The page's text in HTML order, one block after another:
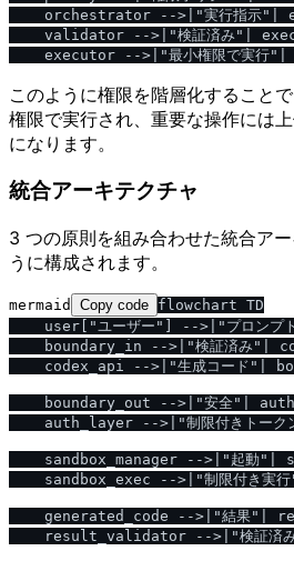
orchestrator -->|"実行指示"|
validator -->|"検証済み"|
このように権限を階層化すること
権限で実行され、重要な操作には
になります。
統合アーキテクチャ
3 つの原則を組み合わせた統合ア
うに構成されます。
mermaid Copy code flowchart TD
user["ユーザー"] -->|"プロン
boundary_in -->|"検証済み"|
codex_api -->|"生成コード"|
boundary_out -->|"安全"|
auth_layer -->|"制限付きトーク
sandbox_manager -->|"起動"|
sandbox_exec -->|"制限付き実
generated_code -->|"結果"|
result_validator -->|"検証済